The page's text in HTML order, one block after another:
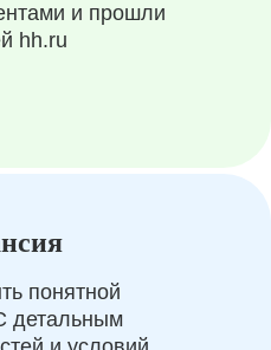
и прошли
hh.ru
понятной
детальным